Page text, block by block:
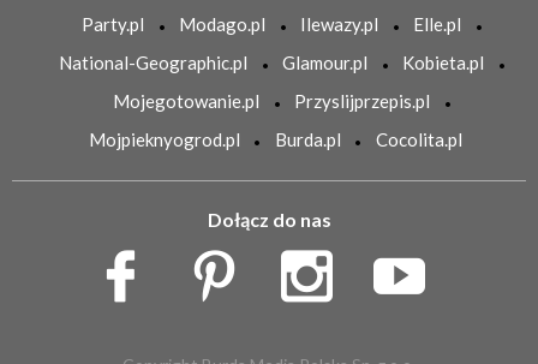
Party.pl
Modago.pl Ilewazy.pl
Elle.pl
National-Geographic.pl
Glamour.pl
Kobieta.pl
Mojegotowanie.pl
Przyslijprzepis.pl
Mojpieknyogrod.pl
Burda.pl Cocolita.pl
Dołącz do nas